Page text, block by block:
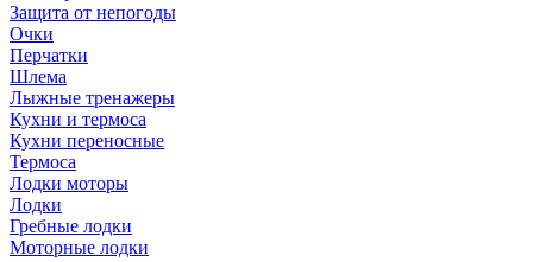
Защита от непогоды
Очки
Перчатки
Шлема
Лыжные тренажеры
Кухни и термоса
Кухни переносные
Термоса
Лодки моторы
Лодки
Гребные лодки
Моторные лодки